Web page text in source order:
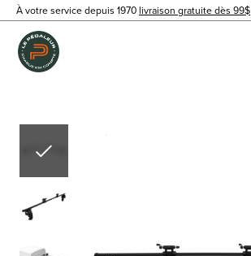
À votre service depuis 1970 livraison gratuite dès 99$
Slideshow Items